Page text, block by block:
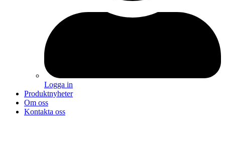
Logga in
Produktnyheter
Om oss
Kontakta oss